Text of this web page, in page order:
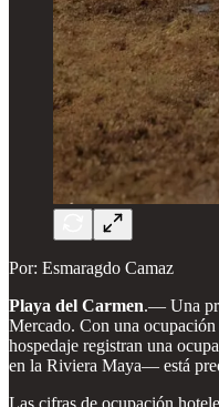
Por: Esmaragdo Camaz
Playa del Carmen.— Una
Mercado. Con una
hospedaje registran una
en la Riviera Maya— está
Las cifras de ocupación